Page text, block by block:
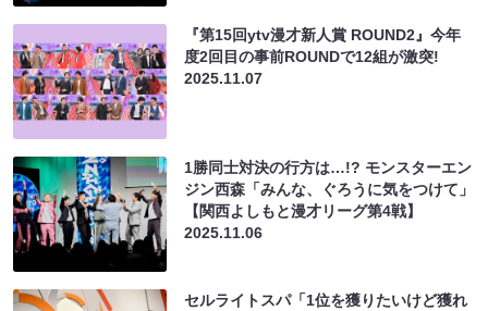
『第15回ytv漫才新人賞 ROUND2』今年
度2回目の事前ROUNDで12組が激突!
2025.11.07
1勝同士対決の行方は…!? モンスターエン
ジン西森「みんな、ぐろうに気をつけて」
【関西よしもと漫才リーグ第4戦】
2025.11.06
セルライトスパ「1位を獲りたいけど獲れ